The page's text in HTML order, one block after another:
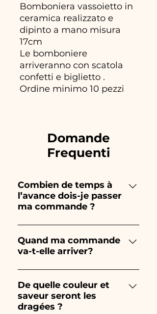
Bomboniera vassoietto in
ceramica realizzato e
dipinto a mano misura
17cm
Le bomboniere
arriveranno con scatola
confetti e biglietto .
Ordine minimo 10 pezzi
Domande
Frequenti
Combien de temps à
l’avance dois-je passer
ma commande ?
Ceramiche Ania crée et peint
entièrement à la main, donc
leur création prend beaucoup
quantité, nous vous
recommandons donc toujours
de passer votre commande 1/2
Quand ma commande
va-t-elle arriver?
La réception de la commande
est garantie 10/15 jours avant
l'événement.
De quelle couleur et
saveur seront les
dragées ?